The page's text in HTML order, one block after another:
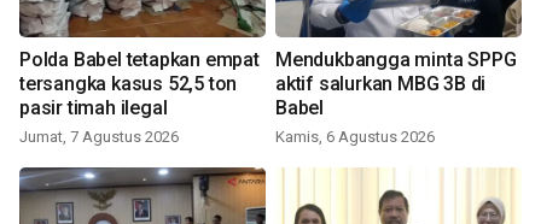
Polda Babel tetapkan empat
tersangka kasus 52,5 ton
pasir timah ilegal
Jumat, 7 Agustus 2026
Mendukbangga minta SPPG
aktif salurkan MBG 3B di
Babel
Kamis, 6 Agustus 2026